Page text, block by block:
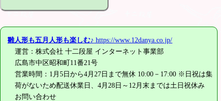
雛人形も五月人形も楽しむ♪ https://www.12danya.co.jp/
運営：株式会社 十二段屋 インターネット事業部
広島市中区昭和町11番21号
営業時間：1月5日から4月27日まで無休 10:00－17:00 ※日祝は集
荷がないため配送休業日、4月28日～12月末までは土日祝休み
お問い合わせ